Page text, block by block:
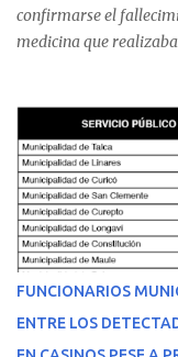
confirmarse el
medicina que
malestares físicos.
equipo médico
Regional de Talca y
Talca con escolta de
estudiante de medicina
del personal de
recibir atención
conoció la gravedad
Villarrica— se
FUNCIONARIOS
ENTRE LOS